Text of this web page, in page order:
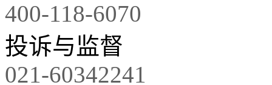
400-118-6070
投诉与监督
021-60342241